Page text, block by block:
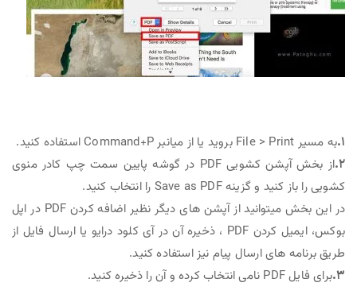
۱. به مسیر File > Print بروید یا از میانبر Command+P استفاده کنید.
۲.
از بخش آپشن کشویی PDF در گوشه پایین سمت چپ کادر منوی
کشویی را باز کنید و گزینه Save as PDF را انتخاب کنید.
در این بخش میتوانید از آپشن های دیگر نظیر اضافه کردن PDF در اپل
بوکس، ایمیل کردن PDF ، ذخیره آن در آی کلود درایو یا ارسال فایل از
طریق برنامه های ارسال پیام نیز استفاده کنید.
۳. برای فایل PDF نامی انتخاب کرده و آن را ذخیره کنید.